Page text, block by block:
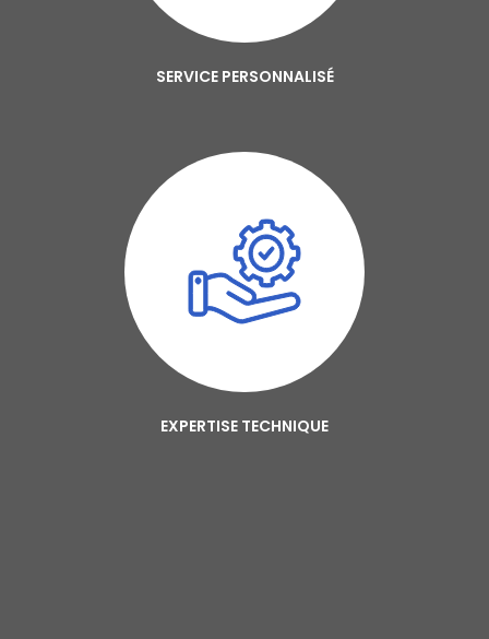
SERVICE PERSONNALISÉ
EXPERTISE TECHNIQUE